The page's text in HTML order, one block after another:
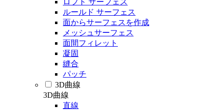
ロフト サーフェス
ルールド サーフェス
面からサーフェスを作成
メッシュサーフェス
面間フィレット
凝固
縫合
パッチ
3D曲線
3D曲線
直線